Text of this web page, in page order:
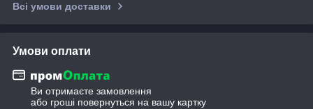
Всі умови доставки
Умови оплати
Ви отримаєте замовлення
або гроші повернуться на вашу картку